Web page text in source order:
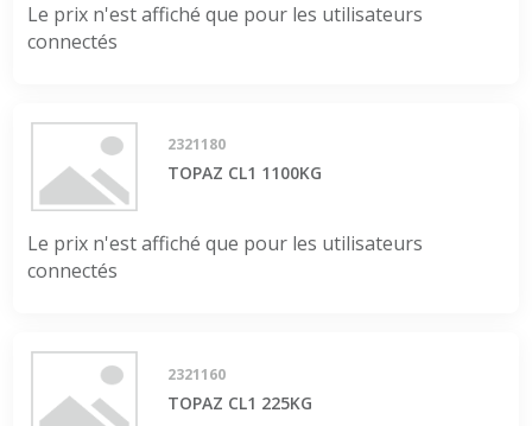
Le prix n'est affiché que pour les utilisateurs
connectés
2321180
TOPAZ CL1 1100KG
Le prix n'est affiché que pour les utilisateurs
connectés
2321160
TOPAZ CL1 225KG